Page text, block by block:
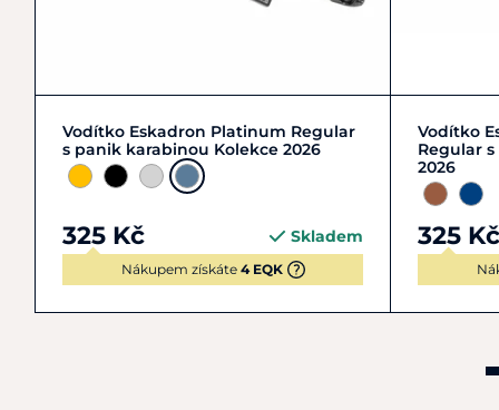
Zobrazit detail
Vodítko Eskadron Platinum Regular
s panik karabinou Kolekce 2026
325 Kč Skladem
Nákupem získáte 4 EQK
Vodítko
Regular
2026
325 Kč